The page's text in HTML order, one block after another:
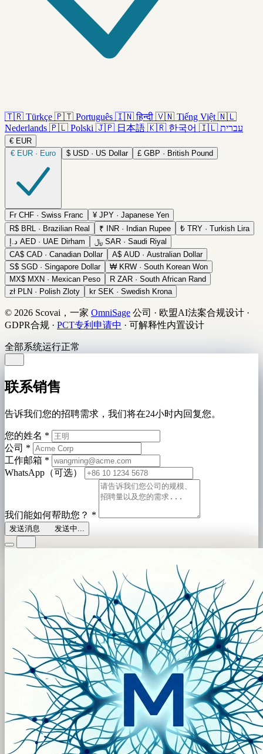
🇹🇷 Türkçe 🇵🇹 Português 🇮🇳 हिन्दी 🇻🇳 Tiếng Việt 🇳🇱
Nederlands 🇵🇱 Polski 🇯🇵 日本語 🇰🇷 한국어 🇮🇱 עברית
€ EUR
€ EUR · Euro $ USD · US Dollar £ GBP · British Pound
Fr CHF · Swiss Franc ¥ JPY · Japanese Yen
R$ BRL · Brazilian Real ₹ INR · Indian Rupee ₺ TRY · Turkish Lira
د.إ AED · UAE Dirham ﷼ SAR · Saudi Riyal
CA$ CAD · Canadian Dollar A$ AUD · Australian Dollar
S$ SGD · Singapore Dollar ₩ KRW · South Korean Won
MX$ MXN · Mexican Peso R ZAR · South African Rand
zł PLN · Polish Zloty kr SEK · Swedish Krona
© 2026 Scovai，一家 OmniSage 公司 · 欧盟AI法案合规设计 ·
GDPR合规 · PCT专利申请中 · 可解释性内置设计
全部系统运行正常
联系销售
告诉我们您的招聘需求，我们将在24小时内回复您。
您的姓名 *
公司 *
工作邮箱 *
WhatsApp（可选）
我们能如何帮助您？ *
发送消息 发送中...